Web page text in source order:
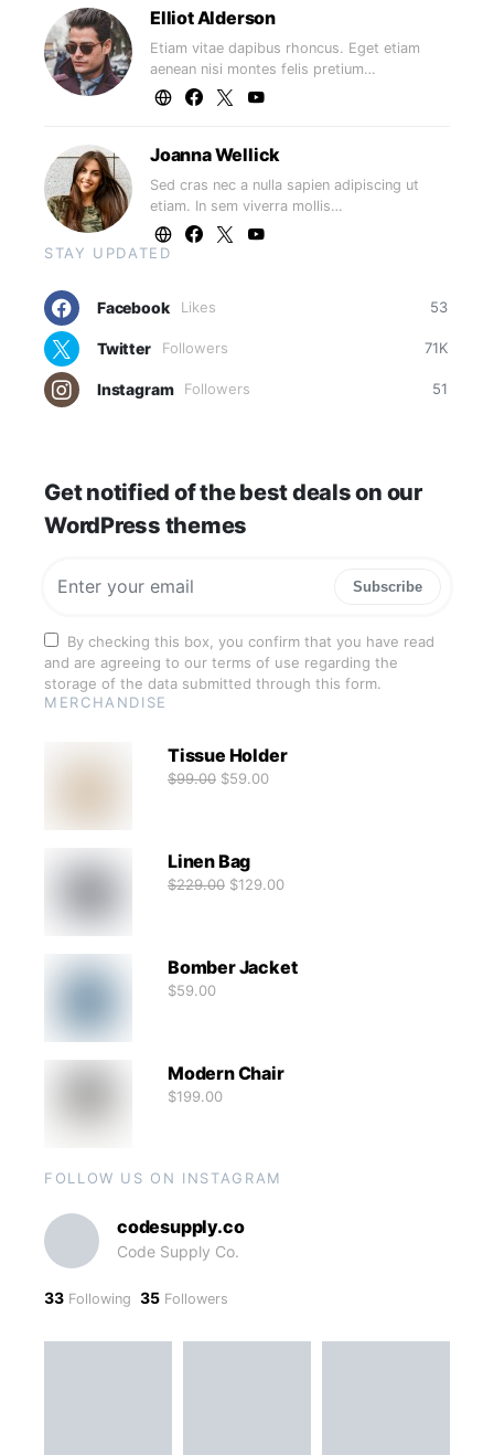
Elliot Alderson
Etiam vitae dapibus rhoncus. Eget etiam
aenean nisi montes felis pretium…
Joanna Wellick
Sed cras nec a nulla sapien adipiscing ut
etiam. In sem viverra mollis…
STAY UPDATED
Facebook 53
Likes
Twitter 71K
Followers
Instagram 51
Followers
Get notified of the best deals on our
WordPress themes
Subscribe
By checking this box, you confirm that you have read
and are agreeing to our terms of use regarding the
storage of the data submitted through this form.
MERCHANDISE
Tissue Holder
$99.00 $59.00
Linen Bag
$229.00 $129.00
Bomber Jacket
$59.00
Modern Chair
$199.00
FOLLOW US ON INSTAGRAM
codesupply.co
Code Supply Co.
33 Following 35 Followers